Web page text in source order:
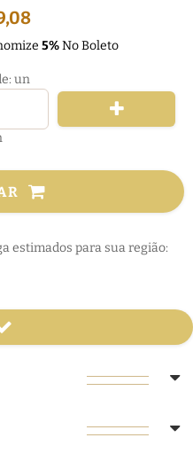
5%No Boleto
un
estimados para sua região: